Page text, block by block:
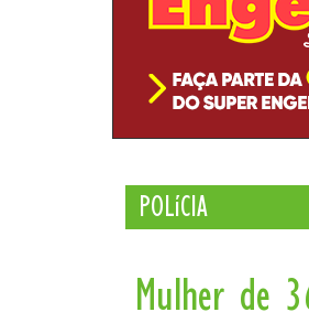
POLíCIA
Mulher de